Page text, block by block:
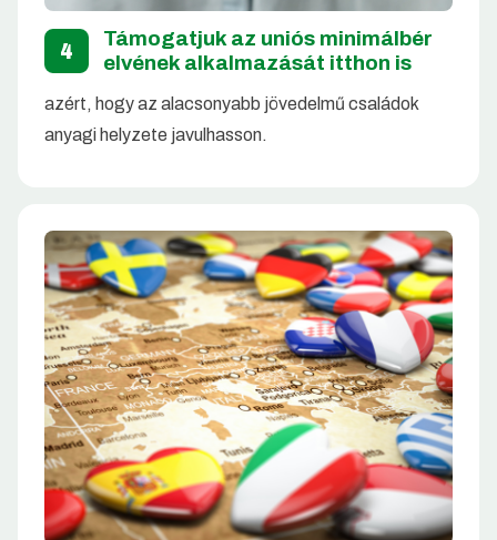
4
Támogatjuk az uniós minimálbér
elvének alkalmazását itthon is
azért, hogy az alacsonyabb jövedelmű családok
anyagi helyzete javulhasson.